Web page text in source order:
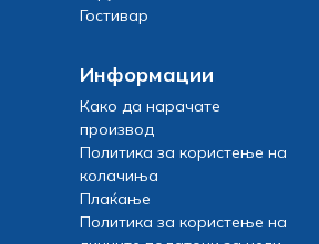
Гостивар
Информации
Како да нарачате
производ
Политика за користење на
колачиња
Плаќање
Политика за користење на